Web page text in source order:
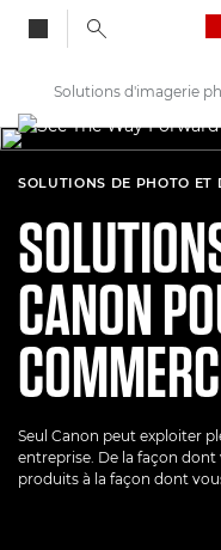
Canon
Solutions et services
SOLUTIONS DE PHOTO ET
CANON
Seul Canon peut exploiter
entreprise. De la façon
produits à la façon dont